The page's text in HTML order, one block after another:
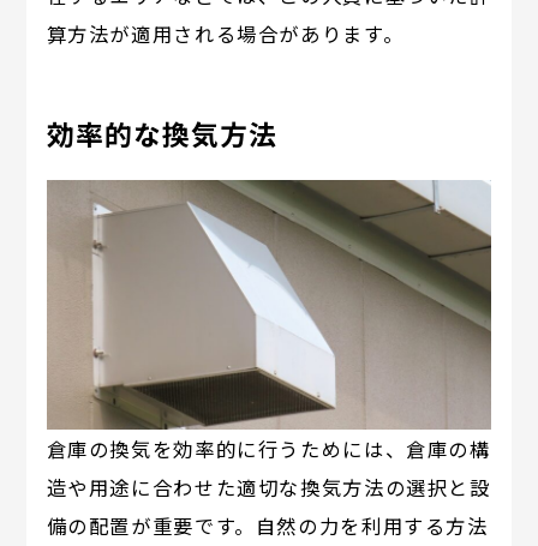
算方法が適用される場合があります。
効率的な換気方法
倉庫の換気を効率的に行うためには、倉庫の構
造や用途に合わせた適切な換気方法の選択と設
備の配置が重要です。自然の力を利用する方法